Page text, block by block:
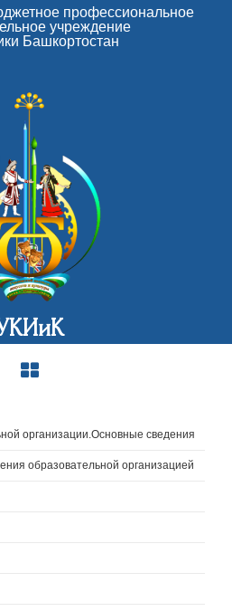
профессиональное
учреждение
Башкортостан
организации.Основные сведения
образовательной организацией